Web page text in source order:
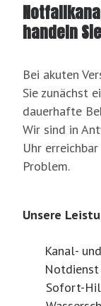
handeln
Bei akuten
Sie zunächst
dauerhafte
Wir sind in
Uhr
Problem.
Unsere
Kanal-
Notdienst
Sofort-